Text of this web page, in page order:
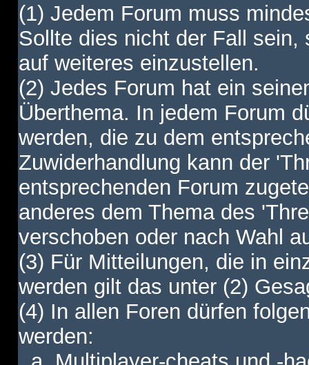
(1) Jedem Forum muss
Sollte dies nicht der Fall
auf weiteres einzustellen.
(2) Jedes Forum hat ein
Überthema. In jedem Forum
werden, die zu dem
Zuwiderhandlung kann der
entsprechenden Forum
anderes dem Thema des
verschoben oder nach Wahl
(3) Für Mitteilungen, die in
werden gilt das unter (2)
(4) In allen Foren dürfen
werden: